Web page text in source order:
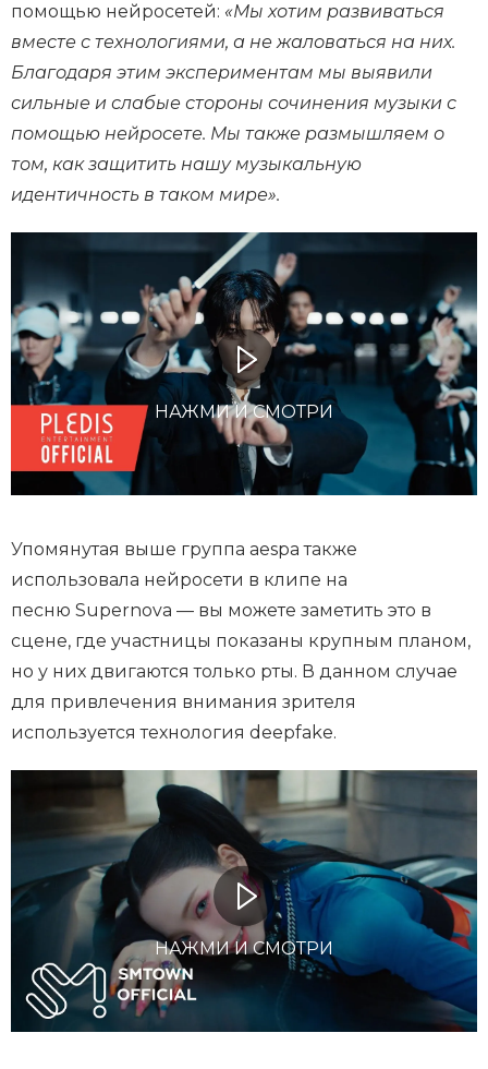
помощью нейросетей: «Мы хотим развиваться
вместе с технологиями, а не жаловаться на них.
Благодаря этим экспериментам мы выявили
сильные и слабые стороны сочинения музыки с
помощью нейросете. Мы также размышляем о
том, как защитить нашу музыкальную
идентичность в таком мире».
НАЖМИ И СМОТРИ
Упомянутая выше группа aespa также
использовала нейросети в клипе на
песню Supernova — вы можете заметить это в
сцене, где участницы показаны крупным планом,
но у них двигаются только рты. В данном случае
для привлечения внимания зрителя
используется технология deepfake.
НАЖМИ И СМОТРИ